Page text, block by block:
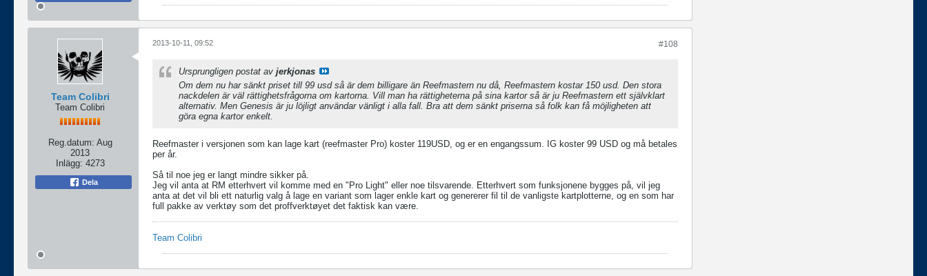
Team Colibri
Team Colibri
Reg.datum: Aug
2013
Inlägg: 4273
Dela
#108
2013-10-11, 09:52
Ursprungligen postat av jerkjonas
Om dem nu har sänkt priset till 99 usd så är dem billigare än Reefmastern nu då, Reefmastern kostar 150 usd. Den stora
nackdelen är väl rättighetsfrågorna om kartorna. Vill man ha rättigheterna på sina kartor så är ju Reefmastern ett självklart
alternativ. Men Genesis är ju löjligt användar vänligt i alla fall. Bra att dem sänkt priserna så folk kan få möjligheten att
göra egna kartor enkelt.
Reefmaster i versjonen som kan lage kart (reefmaster Pro) koster 119USD, og er en engangssum. IG koster 99 USD og må betales
per år.
Så til noe jeg er langt mindre sikker på.
Jeg vil anta at RM etterhvert vil komme med en "Pro Light" eller noe tilsvarende. Etterhvert som funksjonene bygges på, vil jeg
anta at det vil bli ett naturlig valg å lage en variant som lager enkle kart og genererer fil til de vanligste kartplotterne, og en som har
full pakke av verktøy som det proffverktøyet det faktisk kan være.
Team Colibri